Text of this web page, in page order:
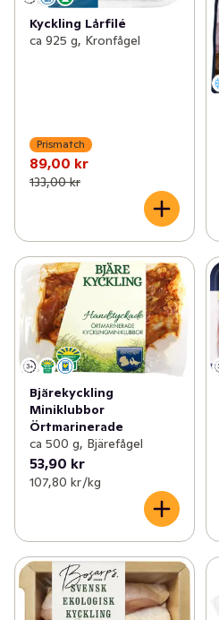
Kyckling Lårfilé
ca 925 g, Kronfågel
Prismatch
89,00 kr
133,00 kr
Bjärekyckling
Miniklubbor
Örtmarinerade
ca 500 g, Bjärefågel
53,90 kr
107,80 kr /kg